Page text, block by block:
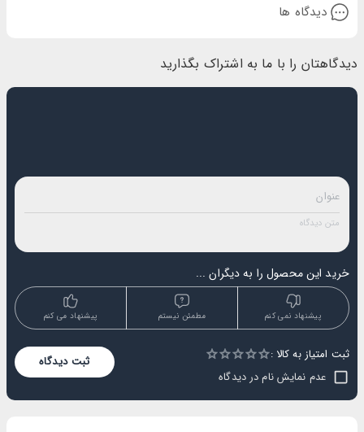
دیدگاه ها
دیدگاهتان را با ما به اشتراک بگذارید
خرید این محصول را به دیگران ...
پیشنهاد می کنم مطمئن نیستم پیشنهاد نمی کنم
ثبت امتیاز به کالا :
1 Star
2 Stars
3 Stars
4 Stars
5 Stars
Empty
عدم نمایش نام در دیدگاه
ثبت دیدگاه